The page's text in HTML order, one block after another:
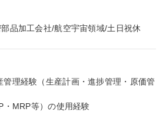
部品加工会社/航空宇宙領域/土日祝休
管理経験（生産計画・進捗管理・原価管
・MRP等）の使用経験